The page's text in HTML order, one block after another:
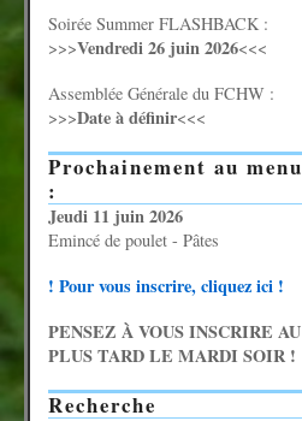
Soirée Summer FLASHBACK :
>>>Vendredi 26 juin 2026<<<
Assemblée Générale du FCHW :
>>>Date à définir<<<
Prochainement au menu
:
Jeudi 11 juin 2026
Emincé de poulet - Pâtes
! Pour vous inscrire, cliquez ici !
PENSEZ À VOUS INSCRIRE AU
PLUS TARD LE MARDI SOIR !
Recherche